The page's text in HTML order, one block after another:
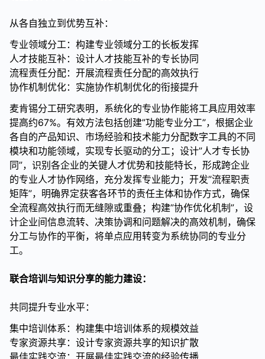
从各自独立到优势互补：
专业领域分工：构建专业领域分工的长板发挥
人才技能互补：设计人才技能互补的专长协同
流程责任分配：开展流程责任分配的高效执行
协作机制优化：实施协作机制优化的衔接提升
麦肯锡分工研究表明，系统化的专业协作能将工具应用效率
提高约67%。有效方法包括创建”功能专业分工”，根据企业
各自的产品知识、市场经验和技术能力分配数字工具的不同
模块和功能领域，实现专长驱动的分工；设计”人才专长协
同”，识别各企业的关键人才优势和技能特长，形成跨企业
的专业人才协作网络，充分发挥专业能力；开发”流程职责
矩阵”，明确界定获客各环节的责任主体和协作方式，确保
全流程高效执行而无缝隙或重叠；构建”协作优化机制”，设
计企业间信息流转、决策协调和问题解决的高效机制，确保
分工与协作的平衡，将单点应用转变为系统协同的专业分
工。
联合培训与知识分享的能力建设：
共同提升专业水平：
集中培训体系：构建集中培训体系的规模效益
专家资源共享：设计专家资源共享的知识扩散